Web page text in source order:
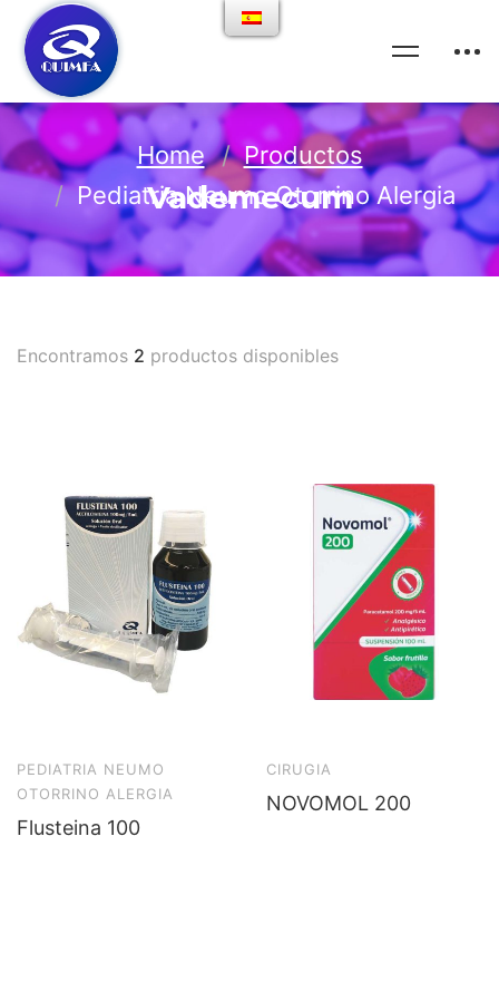
Vademecum
Home
Productos
Pediatria Neumo Otorrino Alergia
Encontramos 2 productos disponibles
PEDIATRIA NEUMO
OTORRINO ALERGIA
Flusteina 100
CIRUGIA
NOVOMOL 200